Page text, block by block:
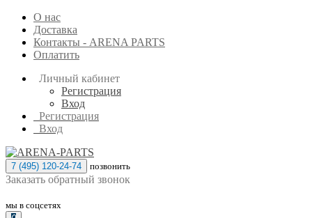
О нас
Доставка
Контакты - ARENA PARTS
Оплатить
Личный кабинет
Регистрация
Вход
Регистрация
Вход
7 (495) 120-24-74 позвонить
Заказать обратный звонок
мы в соцсетях